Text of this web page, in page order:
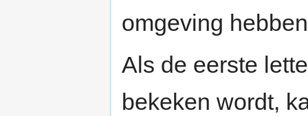
omgeving
Als de eerste
bekeken wordt,